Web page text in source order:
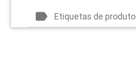
label Etiquetas de produto